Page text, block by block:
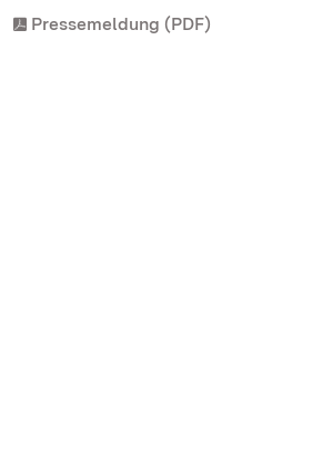
Pressemeldung (PDF)